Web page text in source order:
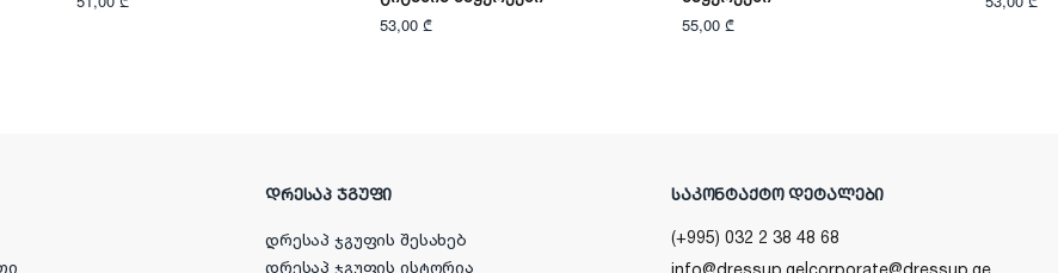
53,00 ₾ 55,00 ₾
ᲓᲠᲔᲡᲐᲞ ᲯᲒᲣᲤᲘ
დრესაპ ჯგუფის შესახებ
ᲡᲐᲙᲝᲜᲢᲐᲥᲢᲝ ᲓᲔᲢᲐᲚᲔᲑᲘ
(+995) 032 2 38 48 68